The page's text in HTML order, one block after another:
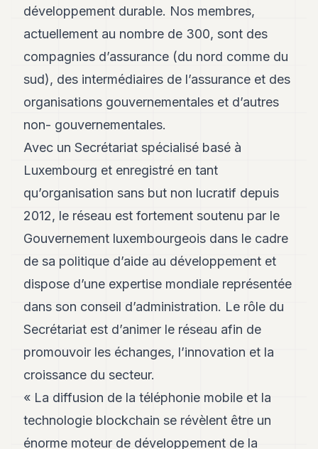
Andy
23
Andy
Andy
21
19
Andy
18
Andy
Andy
15
14
Andy
13
Andy
Andy
11
10
Andy
9
Andy
Andy
7
6
développement durable. Nos membres,
actuellement au nombre de 300, sont des
compagnies d’assurance (du nord comme du
sud), des intermédiaires de l’assurance et des
organisations gouvernementales et d’autres
non- gouvernementales.
Avec un Secrétariat spécialisé basé à
Luxembourg et enregistré en tant
qu’organisation sans but non lucratif depuis
2012, le réseau est fortement soutenu par le
Gouvernement luxembourgeois dans le cadre
de sa politique d’aide au développement et
dispose d’une expertise mondiale représentée
dans son conseil d’administration. Le rôle du
Secrétariat est d’animer le réseau afin de
promouvoir les échanges, l’innovation et la
croissance du secteur.
« La diffusion de la téléphonie mobile et la
technologie blockchain se révèlent être un
énorme moteur de développement de la